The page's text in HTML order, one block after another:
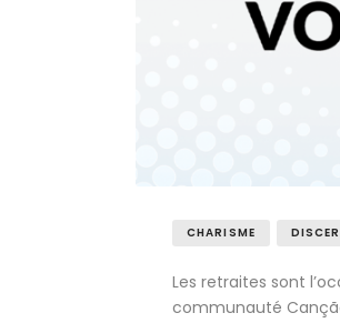
CHARISME
Les retraites sont
communauté